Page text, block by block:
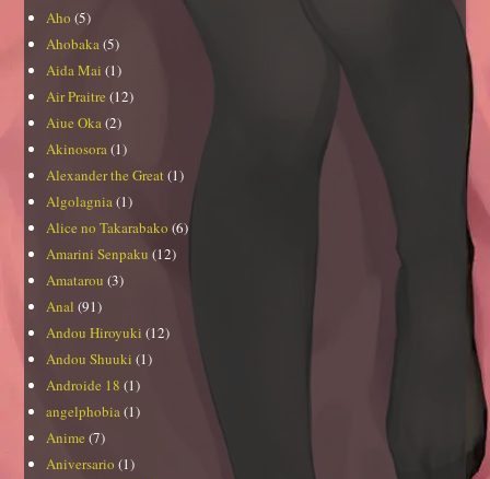
Aho (5)
Ahobaka(5)
Aida Mai (1)
Air Praitre (12)
Aiue Oka(2)
Akinosora(1)
Alexander the Great(1)
Algolagnia(1)
Alice no Takarabako (6)
Amarini Senpaku (12)
Amatarou (3)
Anal (91)
Andou Hiroyuki (12)
Andou Shuuki (1)
Androide 18 (1)
angelphobia(1)
Anime (7)
Aniversario (1)